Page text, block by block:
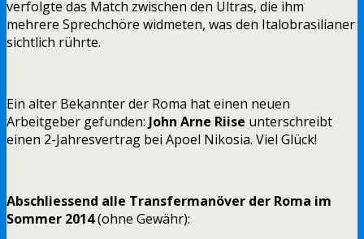
verfolgte das Match zwischen den Ultras, die ihm
mehrere Sprechchöre widmeten, was den Italobrasilianer
sichtlich rührte.
Ein alter Bekannter der Roma hat einen neuen
Arbeitgeber gefunden: John Arne Riise unterschreibt
einen 2-Jahresvertrag bei Apoel Nikosia. Viel Glück!
Abschliessend alle Transfermanöver der Roma im
Sommer 2014(ohne Gewähr):